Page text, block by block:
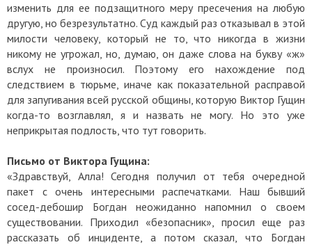
изменить для ее подзащитного меру пресечения на любую
другую, но безрезультатно. Суд каждый раз отказывал в этой
милости человеку, который не то, что никогда в жизни
никому не угрожал, но, думаю, он даже слова на букву «ж»
вслух не произносил. Поэтому его нахождение под
следствием в тюрьме, иначе как показательной расправой
для запугивания всей русской общины, которую Виктор Гущин
когда-то возглавлял, я и назвать не могу. Но это уже
неприкрытая подлость, что тут говорить.
Письмо от Виктора Гущина:
«Здравствуй, Алла! Сегодня получил от тебя очередной
пакет с очень интересными распечатками. Наш бывший
сосед-дебошир Богдан неожиданно напомнил о своем
существовании. Приходил «безопасник», просил еще раз
рассказать об инциденте, а потом сказал, что Богдан